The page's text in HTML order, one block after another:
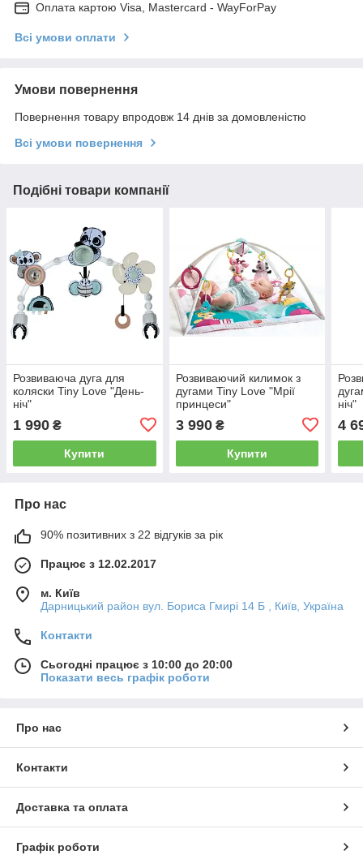
Оплата картою Visa, Mastercard - WayForPay
Всі умови оплати
Умови повернення
Повернення товару впродовж 14 днів за домовленістю
Всі умови повернення
Подібні товари компанії
Розвиваюча дуга для
коляски Tiny Love "День-
ніч"
1 990 ₴
Купити
Розвиваючий килимок з
дугами Tiny Love "Мрії
принцеси"
3 990₴
Купити
ніч"
4
Про нас
90% позитивних з 22 відгуків за рік
Працює з 12.02.2017
м. Київ
Дарницький район вул. Бориса Гмирі 14 Б , Київ, Україна
Контакти
Сьогодні працює з 10:00 до 20:00
Показати весь графік роботи
Про нас
Контакти
Доставка та оплата
Графік роботи